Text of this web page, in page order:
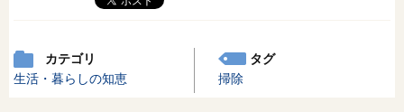
カテゴリ
生活・暮らしの知恵
タグ
掃除